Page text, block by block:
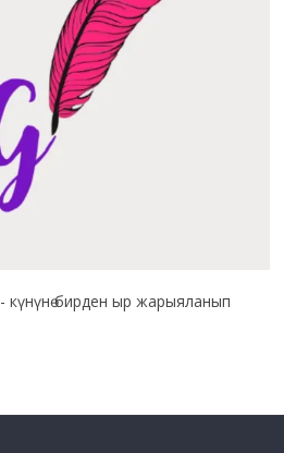
- күнүнө бирден ыр жарыяланып